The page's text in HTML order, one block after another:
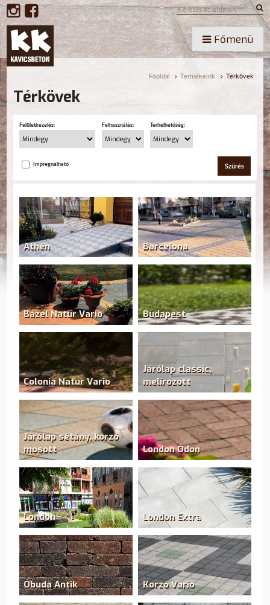
Főmenü
Főoldal Termékeink Térkövek
Térkövek
Felületkezelés: Felhasználás: Terhelhetőség:
Impregnálható Szűrés
Athén Barcelona
Bázel Natur Vario Budapest
Colonia Natur Vario
Járólap classic,
melírozott
Járólap sétány, korzó
mosott
London Ódon
London London Extra
Óbuda Antik Korzó Vario